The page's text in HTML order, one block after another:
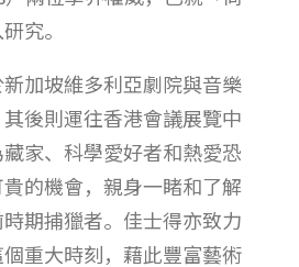
究。
加坡維多利亞劇院與音樂
後則運往香港會議展覽中
家、科學愛好者和熱愛恐
的機會，親身一睹和了解
期捕獵者。佳士得亦致力
重大時刻，藉此豐富藝術